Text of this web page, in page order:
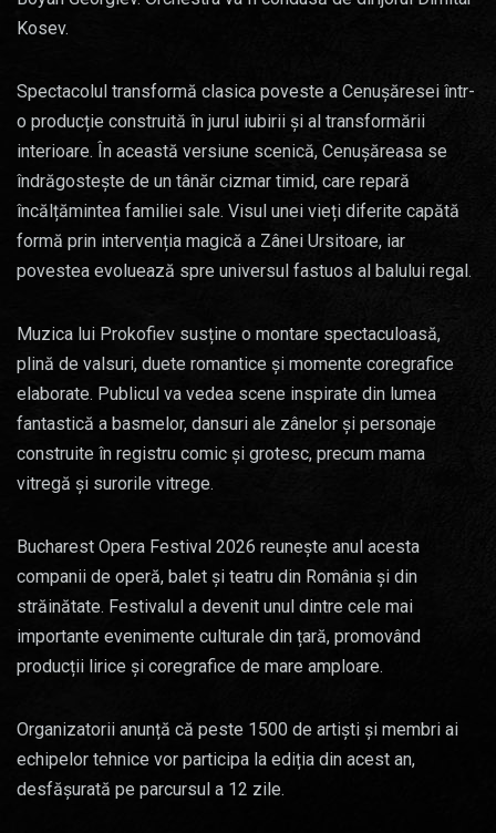
Kosev.
Spectacolul transformă clasica poveste a Cenușăresei într-
o producție construită în jurul iubirii și al transformării
interioare. În această versiune scenică, Cenușăreasa se
îndrăgostește de un tânăr cizmar timid, care repară
încălțămintea familiei sale. Visul unei vieți diferite capătă
formă prin intervenția magică a Zânei Ursitoare, iar
povestea evoluează spre universul fastuos al balului regal.
Muzica lui Prokofiev susține o montare spectaculoasă,
plină de valsuri, duete romantice și momente coregrafice
elaborate. Publicul va vedea scene inspirate din lumea
fantastică a basmelor, dansuri ale zânelor și personaje
construite în registru comic și grotesc, precum mama
vitregă și surorile vitrege.
Bucharest Opera Festival 2026 reunește anul acesta
companii de operă, balet și teatru din România și din
străinătate. Festivalul a devenit unul dintre cele mai
importante evenimente culturale din țară, promovând
producții lirice și coregrafice de mare amploare.
Organizatorii anunță că peste 1500 de artiști și membri ai
echipelor tehnice vor participa la ediția din acest an,
desfășurată pe parcursul a 12 zile.